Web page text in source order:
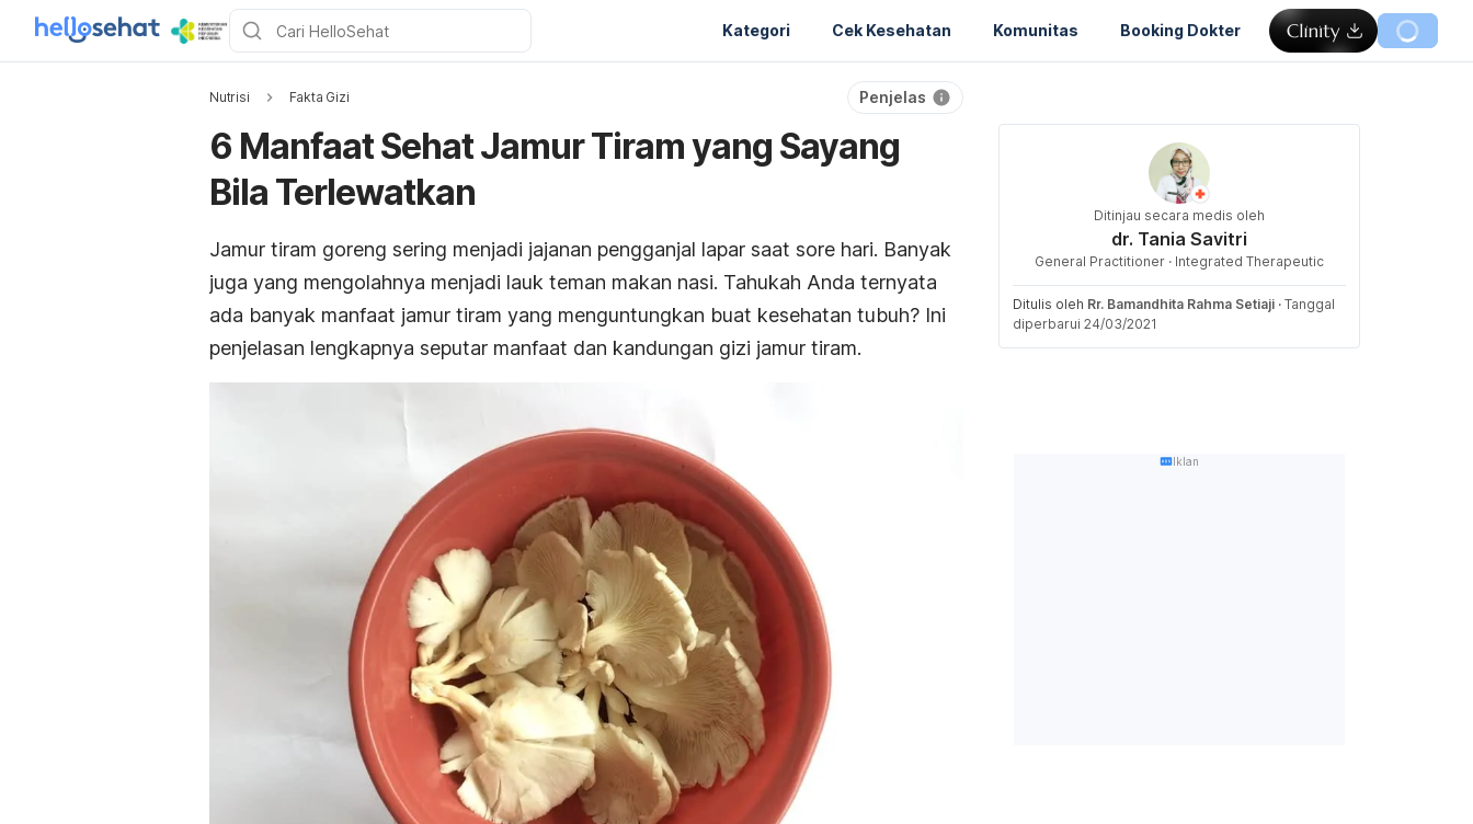
Kategori Cek Kesehatan Komunitas Booking Dokter
Nutrisi Fakta Gizi Penjelas
6 Manfaat Sehat Jamur Tiram yang Sayang
Bila Terlewatkan
Jamur tiram goreng sering menjadi jajanan pengganjal lapar saat sore hari. Banyak
juga yang mengolahnya menjadi lauk teman makan nasi. Tahukah Anda ternyata
ada banyak manfaat jamur tiram yang menguntungkan buat kesehatan tubuh? Ini
penjelasan lengkapnya seputar manfaat dan kandungan gizi jamur tiram.
Ditinjau secara medis oleh
dr. Tania Savitri
General Practitioner · Integrated Therapeutic
Ditulis oleh Rr. Bamandhita Rahma Setiaji · Tanggal
diperbarui 24/03/2021
Iklan